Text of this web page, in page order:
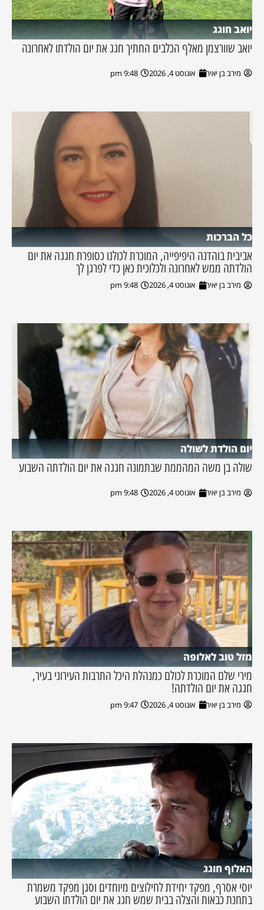
יואב חוגג
יואב שוורצמן מאלף הכלבים החתיך חגג את יום הולדתו לאחרונה
מירב בן יאיר אוגוסט 4, 2026 9:48 pm
כל הברכות
אביבית בוהדנה היפיפייה, המוכרת לכולנו כסופרת חגגה את יום
הולדתה ממש לאחרונה ולכלוכית כאן כדי לפרגן לך
מירב בן יאיר אוגוסט 4, 2026 9:48 pm
יום הולדת לשולה
שולה בן משה המהממת שבתמונה חגגה את יום הולדתה השבוע
מירב בן יאיר אוגוסט 4, 2026 9:48 pm
מזל טוב לאלופה
מירי שלם המוכרת לכולם כמנהלת היכל התרבות העירוני בעיר,
חגגה את יום הולדתה!
מירב בן יאיר אוגוסט 4, 2026 9:47 pm
האלוף חוגג
יוסי אסרף, מפקד יחידת לחילוצים מיוחדים וסגן מפקד משמרת
בתחנת כבאות והצלה בבית שמש חגג את יום הולדתו השבוע